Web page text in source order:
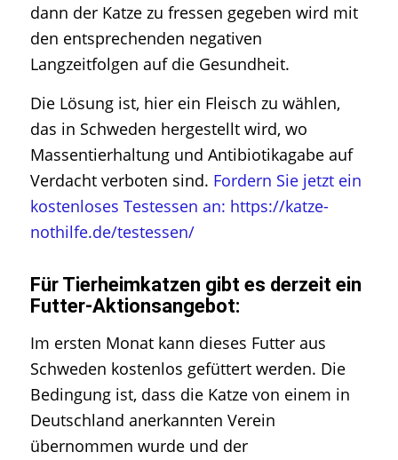
dann der Katze zu fressen gegeben wird mit
den entsprechenden negativen
Langzeitfolgen auf die Gesundheit.
Die Lösung ist, hier ein Fleisch zu wählen,
das in Schweden hergestellt wird, wo
Massentierhaltung und Antibiotikagabe auf
Verdacht verboten sind. Fordern Sie jetzt ein
kostenloses Testessen an: https://katze-
nothilfe.de/testessen/
Für Tierheimkatzen gibt es derzeit ein
Futter-Aktionsangebot:
Im ersten Monat kann dieses Futter aus
Schweden kostenlos gefüttert werden. Die
Bedingung ist, dass die Katze von einem in
Deutschland anerkannten Verein
übernommen wurde und der